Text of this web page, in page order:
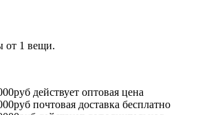
от 1 вещи.
действует оптовая цена
почтовая доставка бесплатно